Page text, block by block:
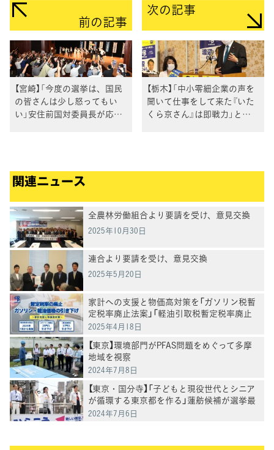
前の記事
【宮崎】「今度の選挙は、国民
の皆さんは少し怒ってもい
い」安住前国対委員長が応援
次の記事
【栃木】「中小零細企業の声を
聞いて仕事をして来た『いた
くら京さん』は即戦力」と野
関連ニュース
全農林労働組合より要請を受け、意見交換
2025年10月30日
連合より要請を受け、意見交換
2025年5月20日
家計への支援と物価高対策を「ガソリン税暫
定税率廃止法案」「軽油引取税暫定税率廃止
法案」を衆院に提出
2025年4月18日
【東京】環境部門がPFAS問題をめぐって多摩
地域を視察
2024年7月8日
【東京・国分寺】「子どもと現役世代とシニア
が循環する東京都を作る」蓮舫候補が選挙最
終日に訴え
2024年7月6日